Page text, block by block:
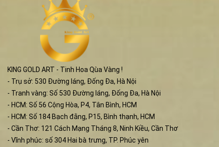
KING GOLD ART - Tinh Hoa Qùa Vàng !
- Trụ sở: 530 Đường láng, Đống Đa, Hà Nội
- Tranh vàng: Số 530 Đường láng, Đống Đa, Hà Nội
- HCM: Số 56 Cộng Hòa, P4, Tân Bình, HCM
- HCM: Số 184 Bạch đằng, P15, Bình thạnh, HCM
- Cần Thơ: 121 Cách Mạng Tháng 8, Ninh Kiều, Cần Thơ
- Vĩnh phúc: số 304 Hai bà trưng, TP. Phúc yên